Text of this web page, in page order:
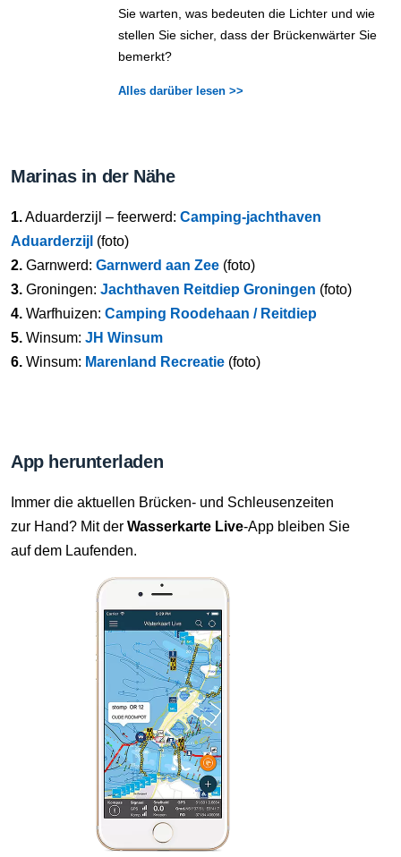
Sie warten, was bedeuten die Lichter und wie
stellen Sie sicher, dass der Brückenwärter Sie
bemerkt?
Alles darüber lesen >>
Marinas in der Nähe
1.Aduarderzijl – feerwerd: Camping-jachthaven
Aduarderzijl (foto)
2. Garnwerd: Garnwerd aan Zee (foto)
3. Groningen: Jachthaven Reitdiep Groningen (foto)
4. Warfhuizen: Camping Roodehaan / Reitdiep
5. Winsum: JH Winsum
6. Winsum: Marenland Recreatie (foto)
App herunterladen
Immer die aktuellen Brücken- und Schleusenzeiten
zur Hand? Mit der Wasserkarte Live-App bleiben Sie
auf dem Laufenden.